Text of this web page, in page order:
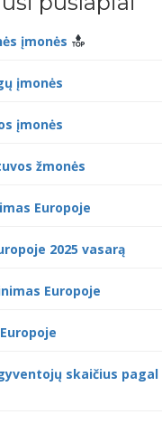
įmonės
įmonės
įmonės
žmonės
Europoje
2025 vasarą
Europoje
skaičius pagal